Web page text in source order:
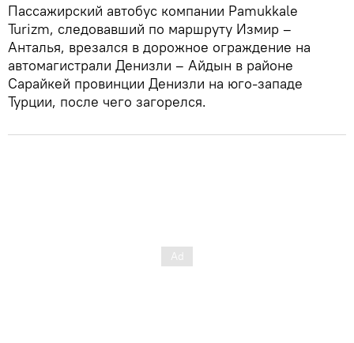
Пассажирский автобус компании Pamukkale
Turizm, следовавший по маршруту Измир –
Анталья, врезался в дорожное ограждение на
автомагистрали Денизли – Айдын в районе
Сарайкей провинции Денизли на юго-западе
Турции, после чего загорелся.